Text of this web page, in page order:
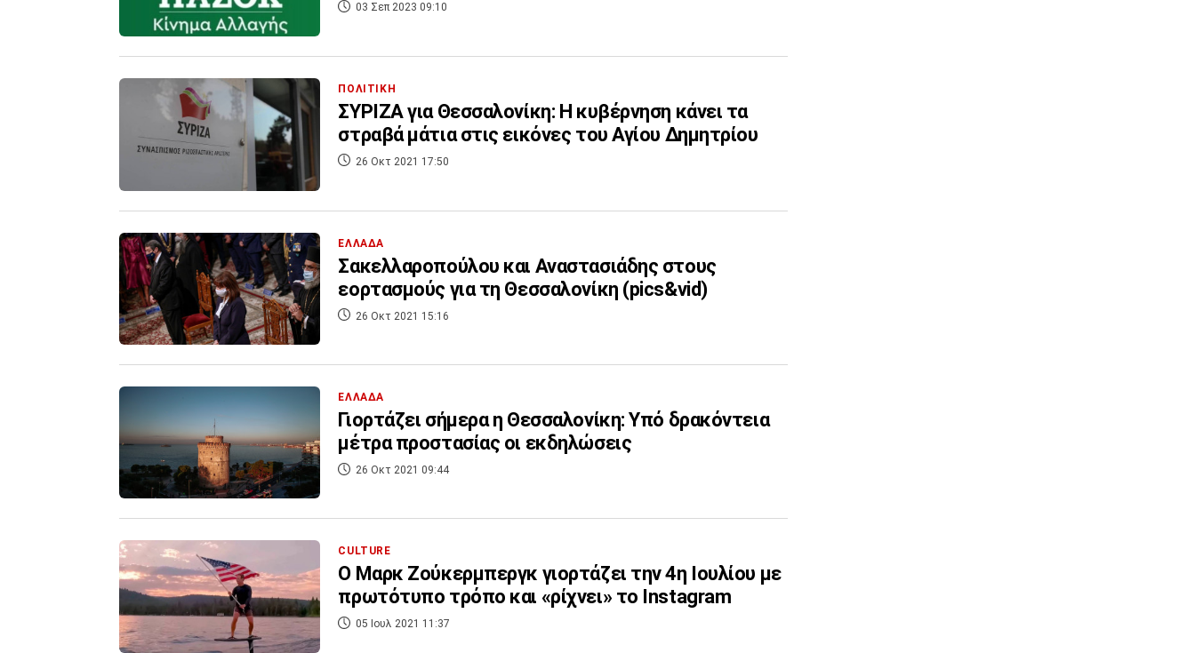
03 Σεπ 2023 09:10
ΠΟΛΙΤΙΚΗ
ΣΥΡΙΖΑ για Θεσσαλονίκη: Η κυβέρνηση κάνει τα
στραβά μάτια στις εικόνες του Αγίου Δημητρίου
26 Οκτ 2021 17:50
ΕΛΛΑΔΑ
Σακελλαροπούλου και Αναστασιάδης στους
εορτασμούς για τη Θεσσαλονίκη (pics&vid)
26 Οκτ 2021 15:16
ΕΛΛΑΔΑ
Γιορτάζει σήμερα η Θεσσαλονίκη: Υπό δρακόντεια
μέτρα προστασίας οι εκδηλώσεις
26 Οκτ 2021 09:44
CULTURE
Ο Μαρκ Ζούκερμπεργκ γιορτάζει την 4η Ιουλίου με
πρωτότυπο τρόπο και «ρίχνει» το Instagram
05 Ιουλ 2021 11:37